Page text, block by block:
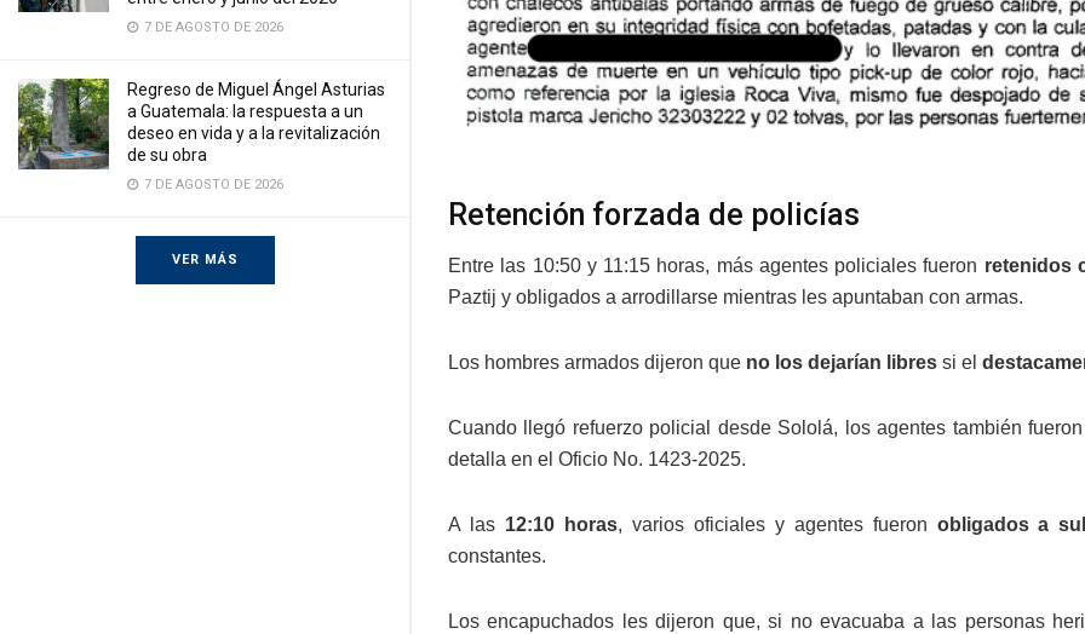
7 DE AGOSTO DE 2026
Regreso de Miguel Ángel Asturias
a Guatemala: la respuesta a un
deseo en vida y a la revitalización
de su obra
7 DE AGOSTO DE 2026
VER MÁS
Retención forzada de policías
Entre las 10:50 y 11:15 horas, más agentes policiales fueron retenidos
Paztij y obligados a arrodillarse mientras les apuntaban con armas.
Los hombres armados dijeron que no los dejarían libres si el
Cuando llegó refuerzo policial desde Sololá, los agentes también
detalla en el Oficio No. 1423-2025.
A las 12:10 horas, varios oficiales y agentes fueron obligados a
constantes.
Los encapuchados les dijeron que, si no evacuaba a las personas